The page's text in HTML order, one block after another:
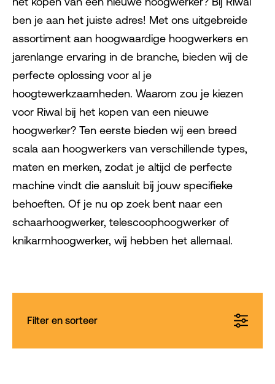
ben je aan het juiste adres! Met ons uitgebreide
assortiment aan hoogwaardige hoogwerkers en
jarenlange ervaring in de branche, bieden wij de
perfecte oplossing voor al je
hoogtewerkzaamheden. Waarom zou je kiezen
voor Riwal bij het kopen van een nieuwe
hoogwerker? Ten eerste bieden wij een breed
scala aan hoogwerkers van verschillende types,
maten en merken, zodat je altijd de perfecte
machine vindt die aansluit bij jouw specifieke
behoeften. Of je nu op zoek bent naar een
schaarhoogwerker, telescoophoogwerker of
knikarmhoogwerker, wij hebben het allemaal.
Filter en sorteer